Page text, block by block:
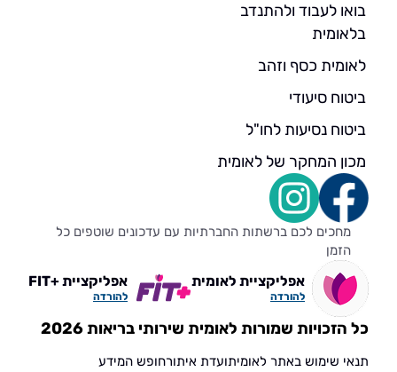
בואו לעבוד ולהתנדב
בלאומית
לאומית כסף וזהב
ביטוח סיעודי
ביטוח נסיעות לחו"ל
מכון המחקר של לאומית
מחכים לכם ברשתות החברתיות עם עדכונים שוטפים כל
הזמן
אפליקציית לאומית
להורדה
אפליקציית +FIT
להורדה
כל הזכויות שמורות לאומית שירותי בריאות 2026
תנאי שימוש באתר לאומיתועדת איתורחופש המידע